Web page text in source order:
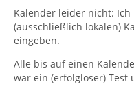
Kalender leider nicht:
(ausschließlich lokalen)
eingeben.
Alle bis auf einen
war ein (erfolgloser) Test